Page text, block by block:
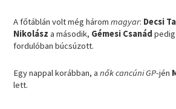
A főtáblán volt még hárommagyar: Decsi
Nikolász a második, Gémesi Csanád pedig
fordulóban búcsúzott.
Egy nappal korábban, anők cancúni GP-jén
lett.